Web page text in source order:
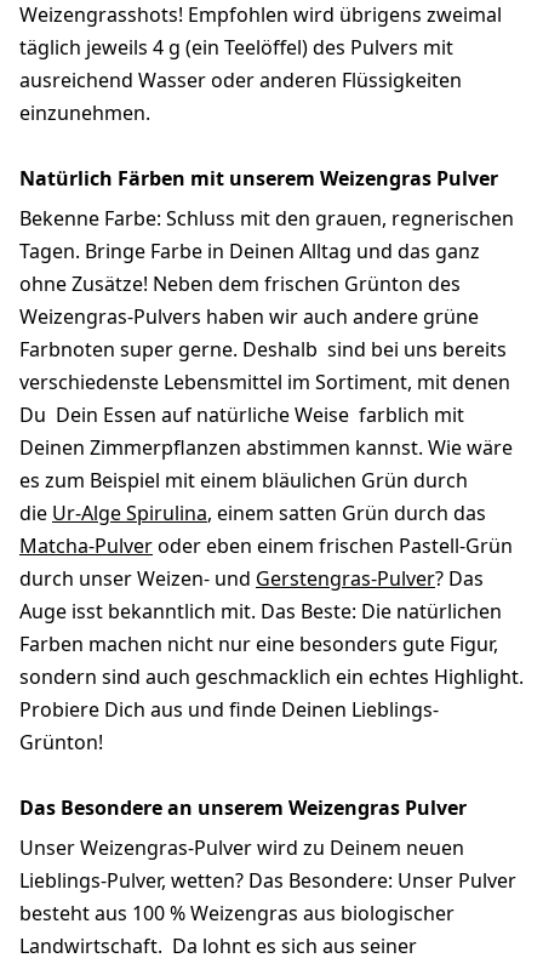
Weizengrasshots! Empfohlen wird übrigens zweimal
täglich jeweils 4 g (ein Teelöffel) des Pulvers mit
ausreichend Wasser oder anderen Flüssigkeiten
einzunehmen.
Natürlich Färben mit unserem Weizengras Pulver
Bekenne Farbe: Schluss mit den grauen, regnerischen
Tagen. Bringe Farbe in Deinen Alltag und das ganz
ohne Zusätze! Neben dem frischen Grünton des
Weizengras-Pulvers haben wir auch andere grüne
Farbnoten super gerne. Deshalb sind bei uns bereits
verschiedenste Lebensmittel im Sortiment, mit denen
Du Dein Essen auf natürliche Weise farblich mit
Deinen Zimmerpflanzen abstimmen kannst. Wie wäre
es zum Beispiel mit einem bläulichen Grün durch
die Ur-Alge Spirulina, einem satten Grün durch das
Matcha-Pulveroder eben einem frischen Pastell-Grün
durch unser Weizen- und Gerstengras-Pulver? Das
Auge isst bekanntlich mit. Das Beste: Die natürlichen
Farben machen nicht nur eine besonders gute Figur,
sondern sind auch geschmacklich ein echtes Highlight.
Probiere Dich aus und finde Deinen Lieblings-
Grünton!
Das Besondere an unserem Weizengras Pulver
Unser Weizengras-Pulver wird zu Deinem neuen
Lieblings-Pulver, wetten? Das Besondere: Unser Pulver
besteht aus 100 % Weizengras aus biologischer
Landwirtschaft. Da lohnt es sich aus seiner